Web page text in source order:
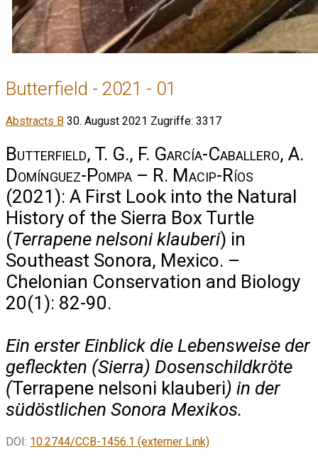
Butterfield - 2021 - 01
Abstracts B 30. August 2021 Zugriffe: 3317
Butterfield, T. G., F. García-Caballero, A.
Domínguez-Pompa – R. Macip-Ríos
(2021): A First Look into the Natural
History of the Sierra Box Turtle
(Terrapene nelsoni klauberi) in
Southeast Sonora, Mexico. –
Chelonian Conservation and Biology
20(1): 82-90.
Ein erster Einblick die Lebensweise der
gefleckten (Sierra) Dosenschildkröte
(Terrapene nelsoni klauberi) in der
südöstlichen Sonora Mexikos.
DOI: 10.2744/CCB-1456.1 (externer Link)